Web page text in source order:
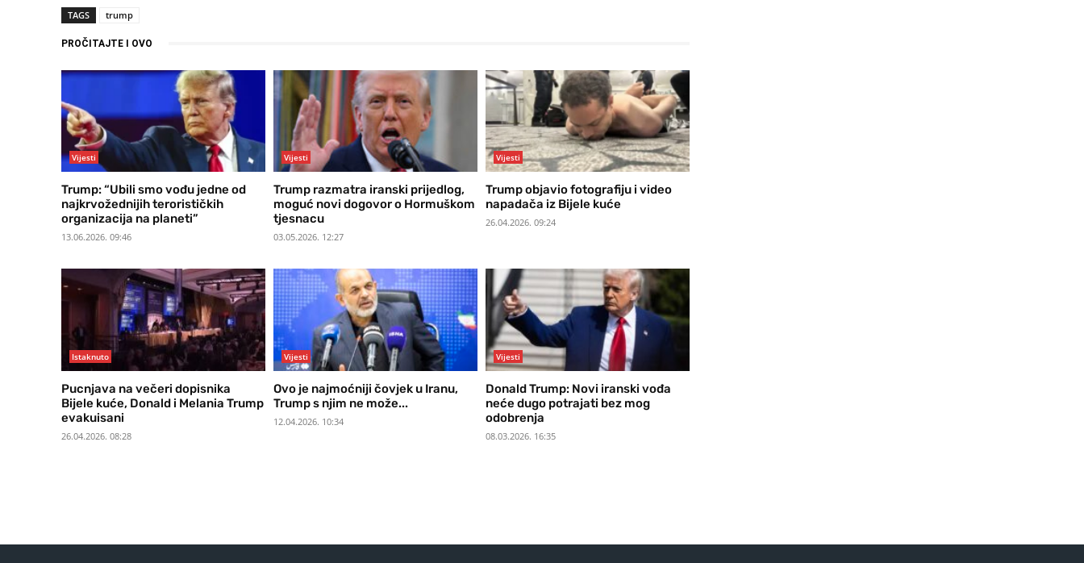
TAGS trump
PROČITAJTE I OVO
Vijesti
Trump: “Ubili smo vođu jedne od
najkrvožednijih terorističkih
organizacija na planeti”
13.06.2026. 09:46
Vijesti
Trump razmatra iranski prijedlog,
moguć novi dogovor o Hormuškom
tjesnacu
03.05.2026. 12:27
Vijesti
Trump objavio fotografiju i video
napadača iz Bijele kuće
26.04.2026. 09:24
Istaknuto
Pucnjava na večeri dopisnika
Bijele kuće, Donald i Melania Trump
evakuisani
26.04.2026. 08:28
Vijesti
Ovo je najmoćniji čovjek u Iranu,
Trump s njim ne može...
12.04.2026. 10:34
Vijesti
Donald Trump: Novi iranski vođa
neće dugo potrajati bez mog
odobrenja
08.03.2026. 16:35